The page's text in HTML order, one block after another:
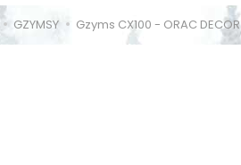
GZYMSY Gzyms CX100 - ORAC DECOR